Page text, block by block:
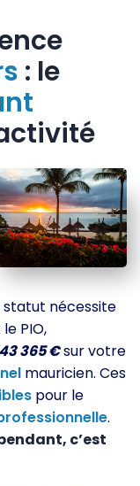
: le
statut nécessite
PIO,
43 365 €sur votre
mauricien. Ces
pour le
.
c’est